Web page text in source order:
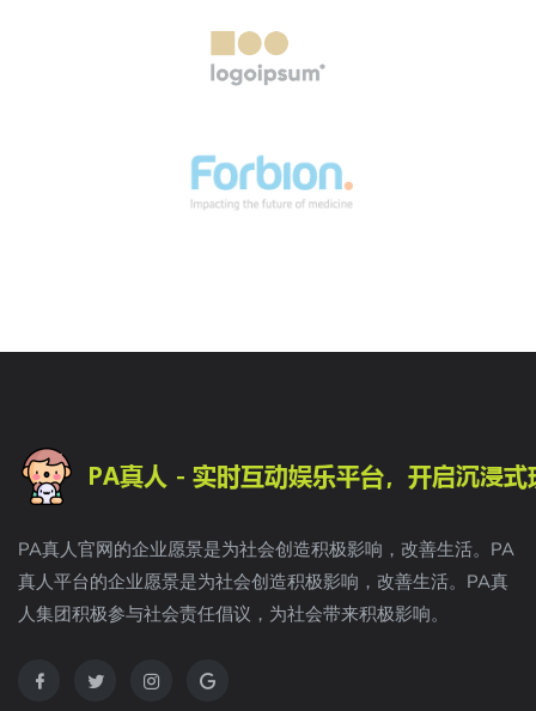
PA真人官网的企业愿景是为社会创造积极影响，改善生活。PA
真人平台的企业愿景是为社会创造积极影响，改善生活。PA真
人集团积极参与社会责任倡议，为社会带来积极影响。